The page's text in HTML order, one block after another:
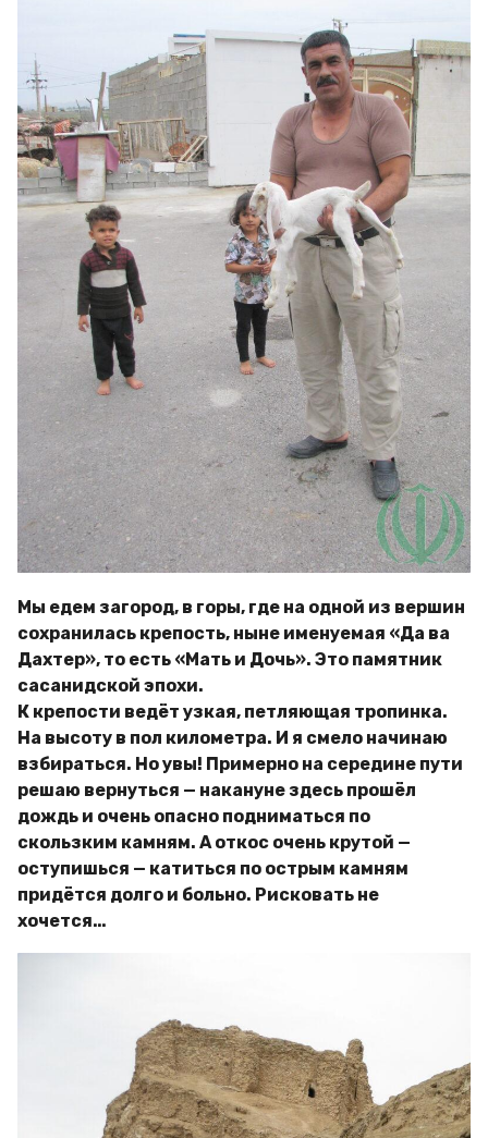
Мы едем загород, в горы, где на одной из вершин
сохранилась крепость, ныне именуемая «Да ва
Дахтер», то есть «Мать и Дочь». Это памятник
сасанидской эпохи.
К крепости ведёт узкая, петляющая тропинка.
На высоту в пол километра. И я смело начинаю
взбираться. Но увы! Примерно на середине пути
решаю вернуться — накануне здесь прошёл
дождь и очень опасно подниматься по
скользким камням. А откос очень крутой —
оступишься — катиться по острым камням
придётся долго и больно. Рисковать не
хочется…